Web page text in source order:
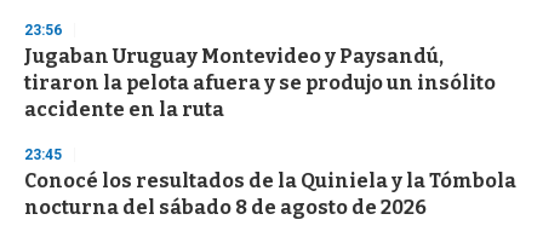
d
s
o
f
3
s
e
c
o
23:56
Jugaban Uruguay Montevideo y Paysandú,
tiraron la pelota afuera y se produjo un insólito
accidente en la ruta
23:45
Conocé los resultados de la Quiniela y la Tómbola
nocturna del sábado 8 de agosto de 2026